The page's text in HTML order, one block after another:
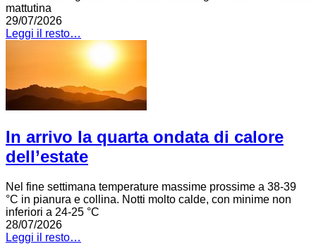
mattutina
29/07/2026
Leggi il resto…
In arrivo la quarta ondata di calore
dell’estate
Nel fine settimana temperature massime prossime a 38-39
°C in pianura e collina. Notti molto calde, con minime non
inferiori a 24-25 °C
28/07/2026
Leggi il resto…